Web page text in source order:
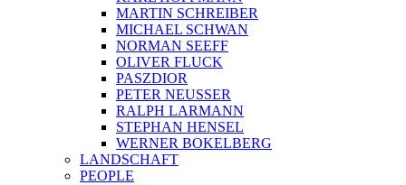
MARTIN SCHREIBER
MICHAEL SCHWAN
NORMAN SEEFF
OLIVER FLUCK
PASZDIOR
PETER NEUSSER
RALPH LARMANN
STEPHAN HENSEL
WERNER BOKELBERG
LANDSCHAFT
PEOPLE